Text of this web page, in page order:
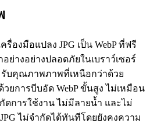
องมือแปลง JPG เป็น WebP ที่ฟรี
ย่างอย่างปลอดภัยในเบราว์เซอร์
บคุณภาพภาพที่เหนือกว่าด้วย
ยการบีบอัด WebP ขั้นสูง ไม่เหมือน
ดการใช้งาน ไม่มีลายน้ำ และไม่
ไม่จำกัดได้ทันทีโดยยังคงความ